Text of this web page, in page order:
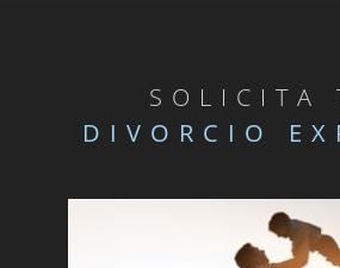
SOLICITA
DIVORCIO